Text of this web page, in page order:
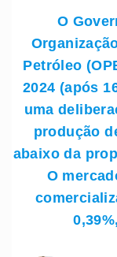
O
Petróleo
2024 (após
uma
produção
abaixo da
O